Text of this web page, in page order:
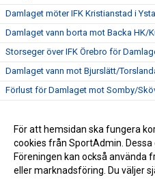
Damlaget möter IFK Kristianstad i
Damlaget vann borta mot Backa HK/
Storseger över IFK Örebro för
Damlaget vann mot Bjurslätt/
Förlust för Damlaget mot Somby/
Storvinst mot RP Linköping i
Äntligen dags för första
För att hemsidan ska fungera
cookies från SportAdmin. Dessa
Föreningen kan också använda
eller marknadsföring. Du väljer